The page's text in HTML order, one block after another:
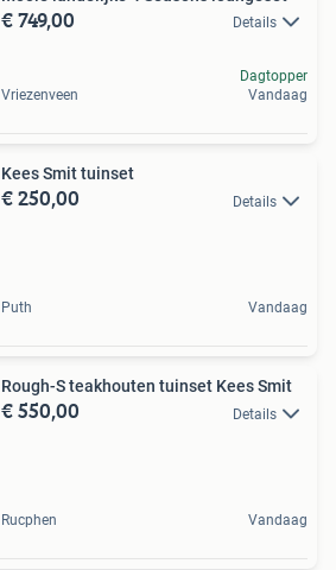
€ 749,00 Details
Vriezenveen
Dagtopper
Vandaag
Kees Smit tuinset
€ 250,00 Details
Puth Vandaag
Rough-S teakhouten tuinset Kees Smit
€ 550,00 Details
Rucphen Vandaag